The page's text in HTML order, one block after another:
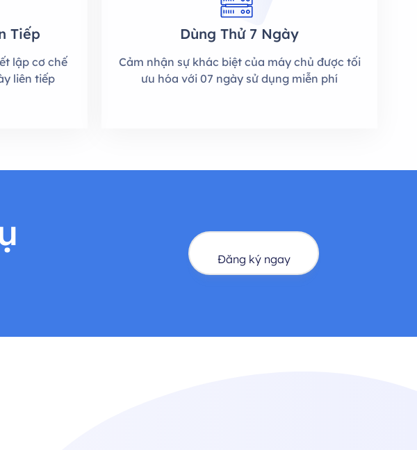
Tiếp
lập cơ chế
liên tiếp
Dùng Thử 7 Ngày
Cảm nhận sự khác biệt của máy chủ được tối
ưu hóa với 07 ngày sử dụng miễn phí
Đăng ký ngay